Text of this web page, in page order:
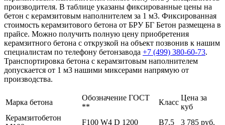
производителя. В таблице указаны фиксированные цены на
бетон с керамзитовым наполнителем за 1 м3. Фиксированная
стоимость керамзитового бетона от БРУ БГ Бетон размещена в
прайсе. Можно получить полную цену приобретения
керамзитного бетона с открузкой на объект позвонив к нашим
специалистам по телефону бетонзавода +7 (499) 380-60-73.
Транспортировка бетона с керамзитовым наполнителем
допускается от 1 м3 нашими миксерами напрямую от
производства.
Марка бетона
Обозначение ГОСТ
**
Класс
Цена за
куб
Керамзитобетон
F100 W4 D 1200 В7,5 3 785 руб.